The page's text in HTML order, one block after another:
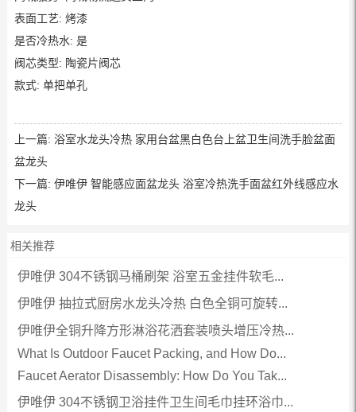
表面工艺: 烤漆
是否冷热水: 是
阀芯类型: 陶瓷片阀芯
款式: 单把单孔
上一篇: 浴室水龙头冷热 家用台盆黑白色台上盆卫生间洗手脸盆面
盆龙头
下一篇: 伊唯伊 智能感应面盆龙头 浴室冷热洗手面盆红外线感应水
龙头
相关推荐
伊唯伊 304不锈钢马桶刷架 浴室五金挂件软毛...
伊唯伊 抽拉式厨房水龙头冷热 白色全铜可旋转...
伊唯伊全铜升降方形淋浴花洒套装喷头增压冷热...
What Is Outdoor Faucet Packing, and How Do...
Faucet Aerator Disassembly: How Do You Tak...
伊唯伊 304不锈钢卫浴挂件卫生间毛巾挂环浴巾...